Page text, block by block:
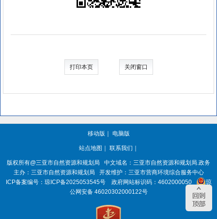
打印本页 关闭窗口
移动版 ｜ 电脑版
站点地图 ｜ 联系我们 ｜
版权所有@三亚市自然资源和规划局
中文域名：三亚市自然资源和规划局.政务
主办：三亚市自然资源和规划局
开发维护：三亚市营商环境综合服务中心
ICP备案编号： 琼ICP备2025053545号 政府网站标识码： 4602000050
琼
公网安备 46020302000122号